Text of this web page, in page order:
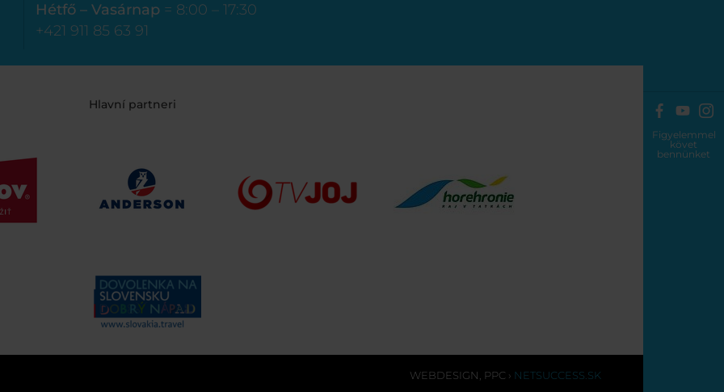
Figyelemmel
követ
bennünket
Hétfő – Vasárnap = 8:00 – 17:30
+421 911 85 63 91
Hlavní partneri
WEBDESIGN PPC › NETSUCCESS.SK